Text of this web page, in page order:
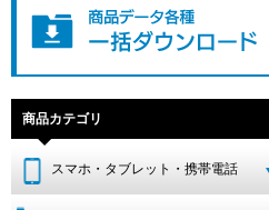
商品カテゴリ
スマホ・タブレット・携帯電話